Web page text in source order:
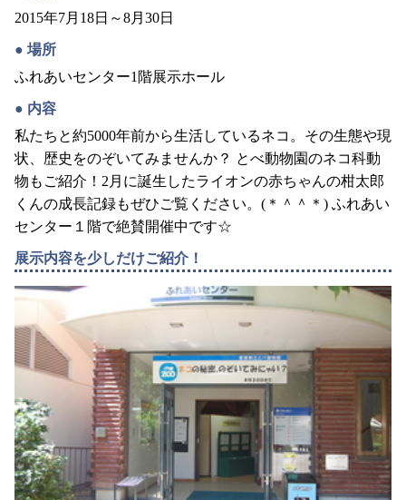
2015年7月18日～8月30日
場所
ふれあいセンター1階展示ホール
内容
私たちと約5000年前から生活しているネコ。その生態や現
状、歴史をのぞいてみませんか？ とべ動物園のネコ科動
物もご紹介！2月に誕生したライオンの赤ちゃんの柑太郎
くんの成長記録もぜひご覧ください。(＊＾＾＊) ふれあい
センター１階で絶賛開催中です☆
展示内容を少しだけご紹介！